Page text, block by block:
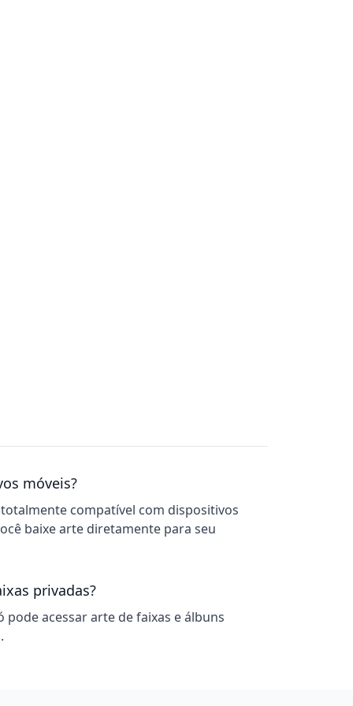
móveis?
compatível com dispositivos
baixe arte diretamente para seu
privadas?
pode acessar arte de faixas e álbuns